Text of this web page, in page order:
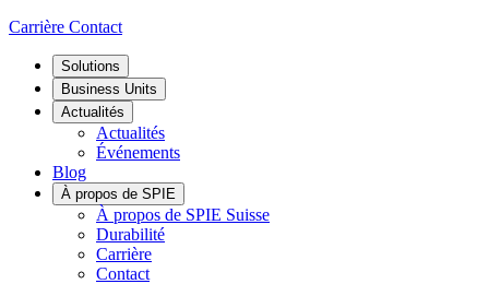
Carrière Contact
Solutions
Business Units
Actualités
Actualités
Événements
Blog
À propos de SPIE
À propos de SPIE Suisse
Durabilité
Carrière
Contact